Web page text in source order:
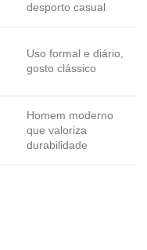
desporto casual
Uso formal e diário,
gosto clássico
Homem moderno
que valoriza
durabilidade